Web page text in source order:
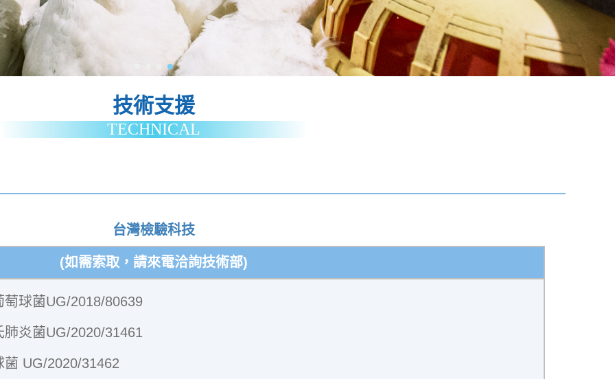
技術支援
TECHNICAL
台灣檢驗科技
(如需索取，請來電洽詢技術部)
萄球菌UG/2018/80639
肺炎菌UG/2020/31461
菌 UG/2020/31462